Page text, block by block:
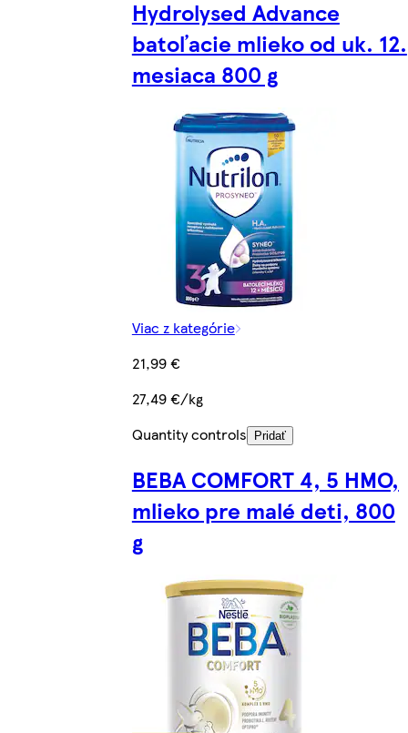
Hydrolysed Advance
batoľacie mlieko od uk. 12.
mesiaca 800 g
Viac z kategórie
21,99 €
27,49 €/kg
Quantity controls
Pridať
BEBA COMFORT 4, 5 HMO,
mlieko pre malé deti, 800
g